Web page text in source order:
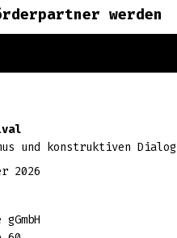
werden
und konstruktiven Dialog
2026